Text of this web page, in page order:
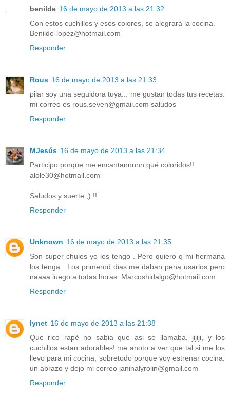
benilde 16 de mayo de 2013 a las 21:32
Con estos cuchillos y esos colores, se alegrará la cocina.
Benilde-lopez@hotmail.com
Responder
Rous 16 de mayo de 2013 a las 21:33
pilar soy una seguidora tuya... me gustan todas tus recetas.
mi correo es rous.seven@gmail.com saludos
Responder
MJesús 16 de mayo de 2013 a las 21:34
Participo porque me encantannnnn qué coloridos!!
alole30@hotmail.com
Saludos y suerte ;) !!
Responder
Unknown 16 de mayo de 2013 a las 21:35
Son super chulos yo los tengo . Pero quiero q mi hermana
los tenga . Los primerod dias me daban pena usarlos pero
naaaa luego a todas horas. Marcoshidalgo@hotmail.com
Responder
lynet 16 de mayo de 2013 a las 21:38
Que rico rapè no sabia que asi se llamaba, jijiji, y los
cuchillos estan adorables! me anoto a ver que tal si me los
llevo para mi cocina, sobretodo porque voy estrenar cocina.
un abrazo y dejo mi correo janinalyrolin@gmail.com
Responder